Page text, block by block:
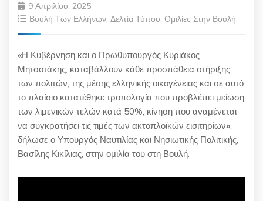
9 Απριλίου, 2025
Βουλή Των Ελλήνων, Δελτία Τύπου, Ομιλίες Στην Βουλή
«Η Κυβέρνηση και ο Πρωθυπουργός Κυριάκος
Μητσοτάκης, καταβάλλουν κάθε προσπάθεια στήριξης
των πολιτών, της μέσης ελληνικής οικογένειας και σε αυτό
το πλαίσιο κατατέθηκε τροπολογία που προβλέπει μείωση
των λιμενικών τελών κατά 50%, κίνηση που αναμένεται
να συγκρατήσει τις τιμές των ακτοπλοϊκών εισιτηρίων»,
δήλωσε ο Υπουργός Ναυτιλίας και Νησιωτικής Πολιτικής,
Βασίλης Κικίλιας, στην ομιλία του στη Βουλή.